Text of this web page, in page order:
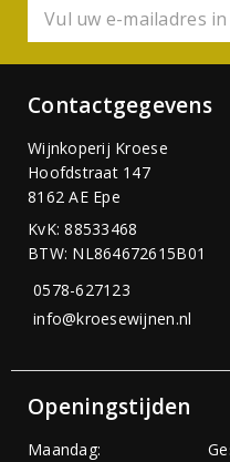
Contactgegevens
Wijnkoperij Kroese
Hoofdstraat 147
8162 AE Epe
KvK: 88533468
BTW: NL864672615B01
0578-627123
info@kroesewijnen.nl
Openingstijden
Maandag: